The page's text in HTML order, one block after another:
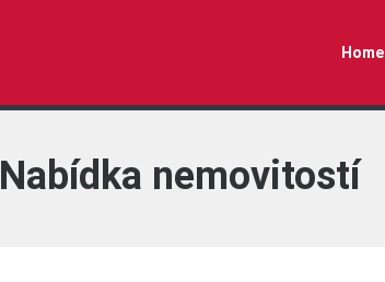
Home
Nabídka nemovitostí